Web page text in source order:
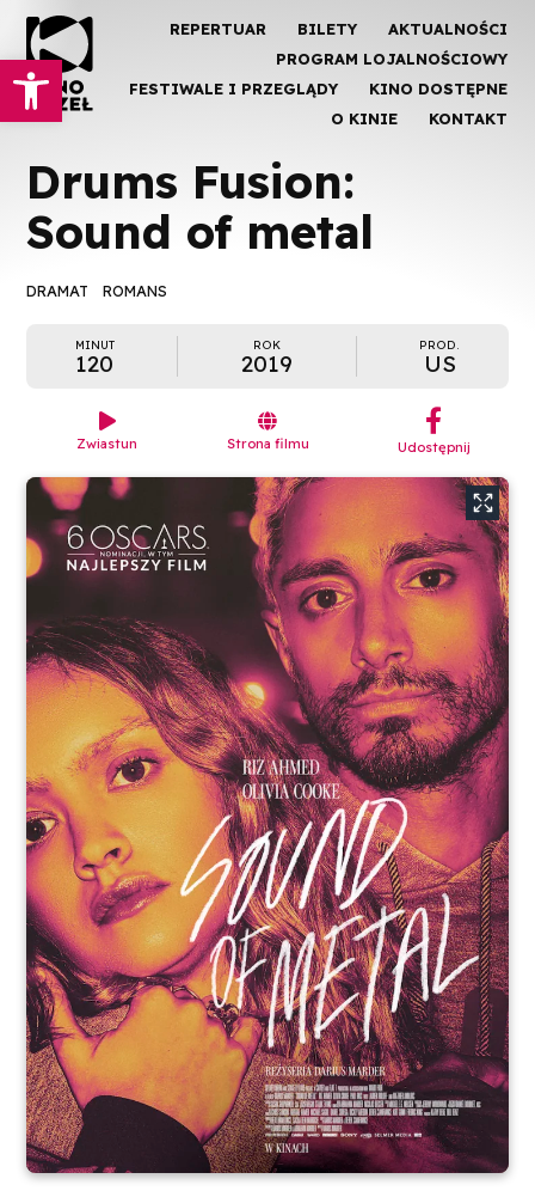
Otwórz pasek narzędzi
REPERTUAR BILETY
AKTUALNOŚCI
PROGRAM LOJALNOŚCIOWY
FESTIWALE I PRZEGLĄDY
KINO DOSTĘPNE
O KINIE
KONTAKT
Drums Fusion:
Sound of metal
DRAMAT ROMANS
MINUT
120
ROK
2019
PROD.
US

Zwiastun

Strona filmu
︁
Udostępnij